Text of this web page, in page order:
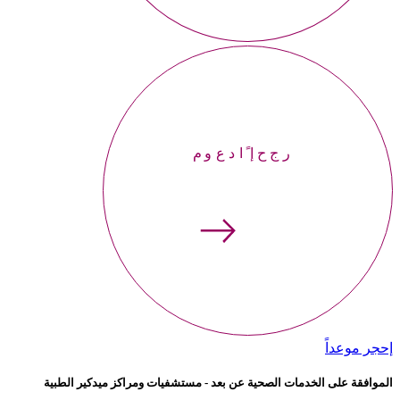
إحجر موعداً
إحجر موعداً
الموافقة على الخدمات الصحية عن بعد - مستشفيات ومراكز ميدكير الطبية